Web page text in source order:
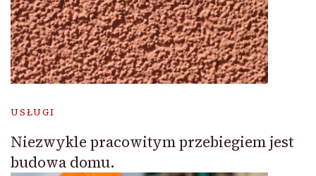
USŁUGI
Niezwykle pracowitym przebiegiem jest
budowa domu.